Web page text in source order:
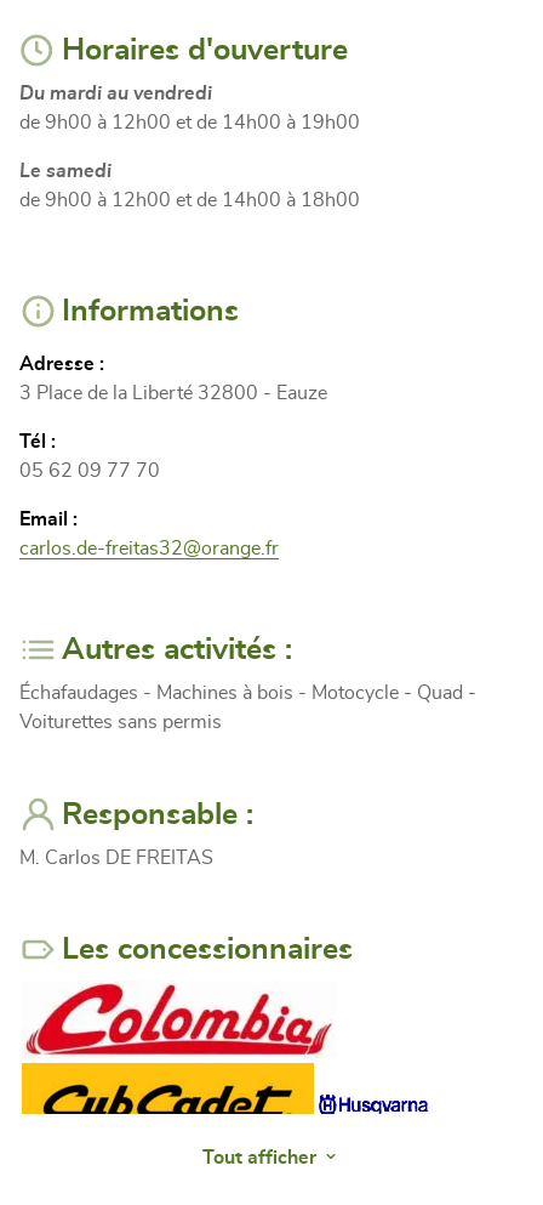
Horaires d'ouverture
Du mardi au vendredi
de 9h00 à 12h00 et de 14h00 à 19h00
Le samedi
de 9h00 à 12h00 et de 14h00 à 18h00
Informations
Adresse :
3 Place de la Liberté 32800 - Eauze
Tél :
05 62 09 77 70
Email :
carlos.de-freitas32@orange.fr
Autres activités :
Échafaudages - Machines à bois - Motocycle - Quad -
Voiturettes sans permis
Responsable :
M. Carlos DE FREITAS
Les concessionnaires
Tout afficher